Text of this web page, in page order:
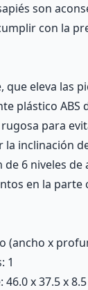
son
con la
que eleva las
plástico
para
inclinación
6 niveles
en la parte
(ancho x
1
x 37.5 x